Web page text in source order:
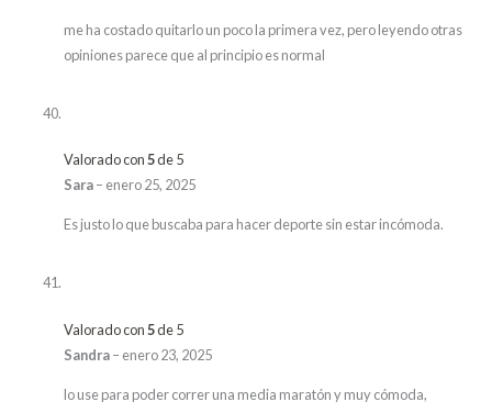
me ha costado quitarlo un poco la primera vez, pero leyendo otras
opiniones parece que al principio es normal
Valorado con5de 5
Sara– enero 25, 2025
Es justo lo que buscaba para hacer deporte sin estar incómoda.
Valorado con5de 5
Sandra– enero 23, 2025
lo use para poder correr una media maratón y muy cómoda,